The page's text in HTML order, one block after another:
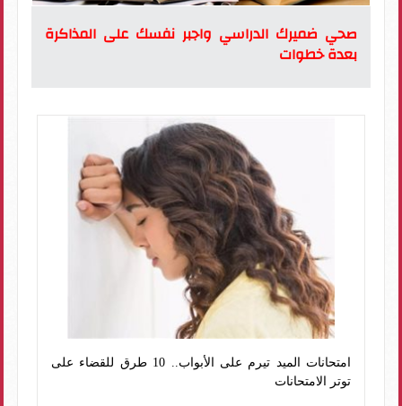
صحي ضميرك الدراسي واجبر نفسك على المذاكرة
بعدة خطوات
امتحانات الميد تيرم على الأبواب.. 10 طرق للقضاء على
توتر الامتحانات